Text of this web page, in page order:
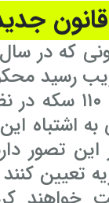
رسید
برای مهریه با
اشتباه
تصور